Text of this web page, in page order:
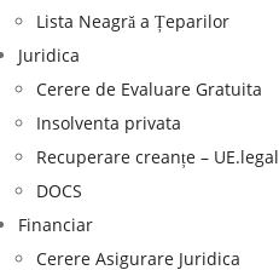
Lista Neagră a Țeparilor
Juridica
Cerere de Evaluare Gratuita
Insolventa privata
Recuperare creanțe – UE.legal
DOCS
Financiar
Cerere Asigurare Juridica